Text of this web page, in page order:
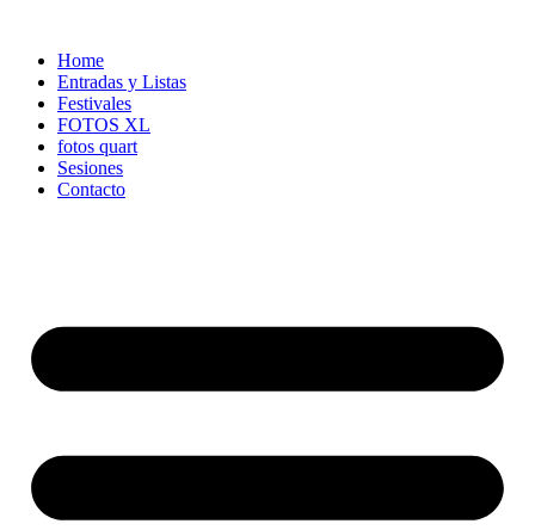
contenidoHome
Entradas y Listas
Festivales
FOTOS XL
fotos quart
Sesiones
Contacto